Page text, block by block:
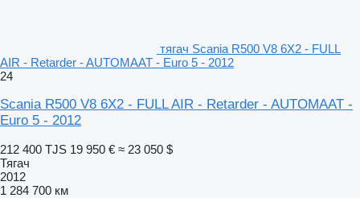
тягач Scania R500 V8 6X2 - FULL
AIR - Retarder - AUTOMAAT - Euro 5 - 2012
24
Scania R500 V8 6X2 - FULL AIR - Retarder - AUTOMAAT -
Euro 5 - 2012
212 400 TJS 19 950 € ≈ 23 050 $
Тягач
2012
1 284 700 км